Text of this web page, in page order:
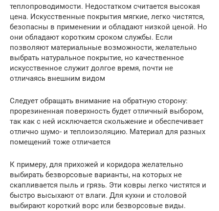
теплопроводимости. Недостатком считается высокая
цена. Искусственные покрытия мягкие, легко чистятся,
безопасны в применении и обладают низкой ценой. Но
они обладают коротким сроком службы. Если
позволяют материальные возможности, желательно
выбрать натуральное покрытие, но качественное
искусственное служит долгое время, почти не
отличаясь внешним видом
Следует обращать внимание на обратную сторону:
прорезиненная поверхность будет отличный выбором,
так как с ней исключается скольжение и обеспечивает
отлично шумо- и теплоизоляцию. Материал для разных
помещений тоже отличается
К примеру, для прихожей и коридора желательно
выбирать безворсовые варианты, на которых не
скапливается пыль и грязь. Эти ковры легко чистятся и
быстро высыхают от влаги. Для кухни и столовой
выбирают короткий ворс или безворсовые виды.